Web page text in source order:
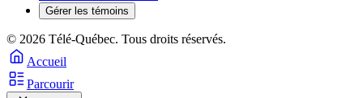
Gérer les témoins
© 2026 Télé-Québec. Tous droits réservés.
Accueil
Parcourir